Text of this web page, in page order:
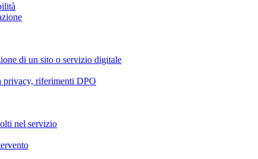
di un sito o servizio digitale
privacy, riferimenti DPO
nel servizio